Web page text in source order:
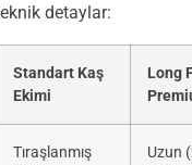
detaylar:
Standart Kaş
Ekimi
Long
Tıraşlanmış
Uzun